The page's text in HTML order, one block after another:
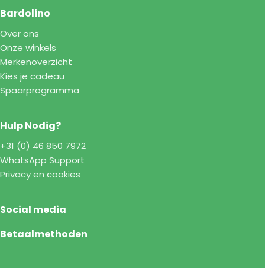
Bardolino
Over ons
Onze winkels
Merkenoverzicht
Kies je cadeau
Spaarprogramma
Hulp Nodig?
+31 (0) 46 850 7972
WhatsApp Support
Privacy en cookies
Social media
Betaalmethoden